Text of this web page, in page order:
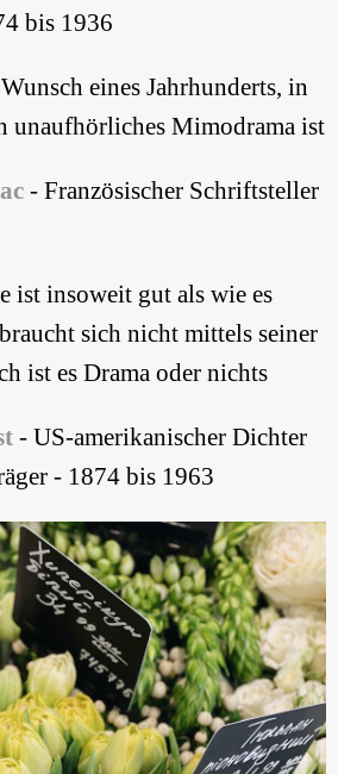
bis 1936
eines Jahrhunderts, in
unaufhörliches Mimodrama ist
- Französischer Schriftsteller
ist insoweit gut als wie es
sich nicht mittels seiner
ist es Drama oder nichts
- US-amerikanischer Dichter
- 1874 bis 1963